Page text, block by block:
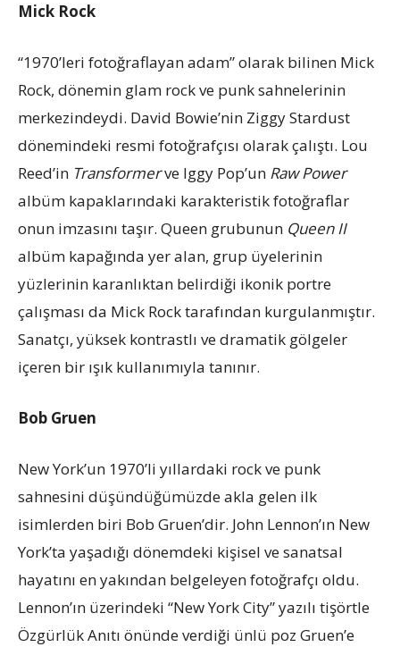
Mick Rock
“1970’leri fotoğraflayan adam” olarak bilinen Mick
Rock, dönemin glam rock ve punk sahnelerinin
merkezindeydi. David Bowie’nin Ziggy Stardust
dönemindeki resmi fotoğrafçısı olarak çalıştı. Lou
Reed’in Transformerve Iggy Pop’un Raw Power
albüm kapaklarındaki karakteristik fotoğraflar
onun imzasını taşır. Queen grubunun Queen II
albüm kapağında yer alan, grup üyelerinin
yüzlerinin karanlıktan belirdiği ikonik portre
çalışması da Mick Rock tarafından kurgulanmıştır.
Sanatçı, yüksek kontrastlı ve dramatik gölgeler
içeren bir ışık kullanımıyla tanınır.
Bob Gruen
New York’un 1970’li yıllardaki rock ve punk
sahnesini düşündüğümüzde akla gelen ilk
isimlerden biri Bob Gruen’dir. John Lennon’ın New
York’ta yaşadığı dönemdeki kişisel ve sanatsal
hayatını en yakından belgeleyen fotoğrafçı oldu.
Lennon’ın üzerindeki “New York City” yazılı tişörtle
Özgürlük Anıtı önünde verdiği ünlü poz Gruen’e